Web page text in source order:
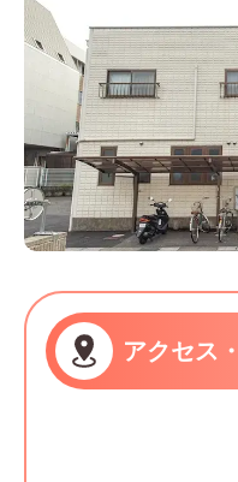
アクセス